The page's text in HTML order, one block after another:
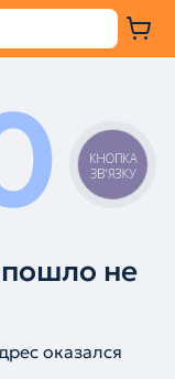
не
оказался
КНОПКА
ЗВ'ЯЗКУ